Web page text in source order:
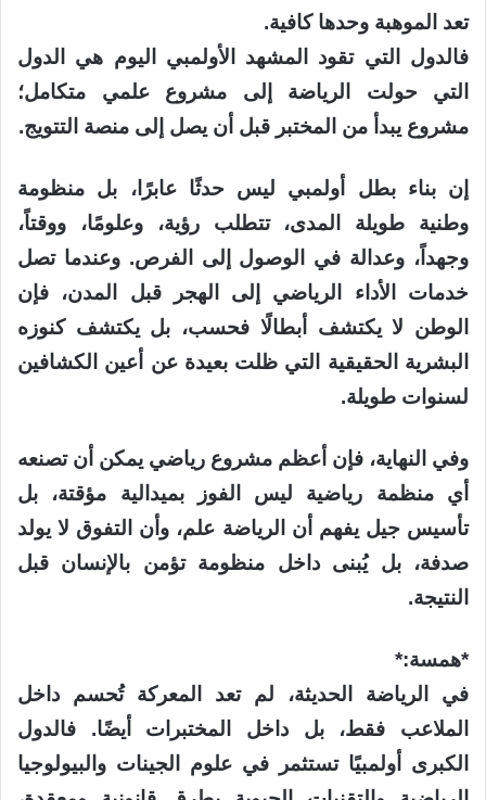
تعد الموهبة وحدها كافية.
فالدول التي تقود المشهد الأولمبي اليوم هي الدول
التي حولت الرياضة إلى مشروع علمي متكامل؛
مشروع يبدأ من المختبر قبل أن يصل إلى منصة التتويج.
إن بناء بطل أولمبي ليس حدثًا عابرًا، بل منظومة
وطنية طويلة المدى، تتطلب رؤية، وعلومًا، ووقتاً،
وجهداً، وعدالة في الوصول إلى الفرص. وعندما تصل
خدمات الأداء الرياضي إلى الهجر قبل المدن، فإن
الوطن لا يكتشف أبطالًا فحسب، بل يكتشف كنوزه
البشرية الحقيقية التي ظلت بعيدة عن أعين الكشافين
لسنوات طويلة.
وفي النهاية، فإن أعظم مشروع رياضي يمكن أن تصنعه
أي منظمة رياضية ليس الفوز بميدالية مؤقتة، بل
تأسيس جيل يفهم أن الرياضة علم، وأن التفوق لا يولد
صدفة، بل يُبنى داخل منظومة تؤمن بالإنسان قبل
النتيجة.
*همسة:*
في الرياضة الحديثة، لم تعد المعركة تُحسم داخل
الملاعب فقط، بل داخل المختبرات أيضًا. فالدول
الكبرى أولمبيًا تستثمر في علوم الجينات والبيولوجيا